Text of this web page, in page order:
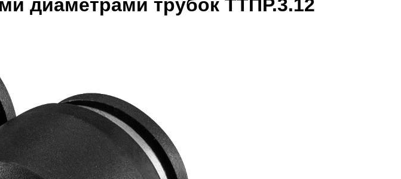
диаметрами трубок ТТПР.3.12